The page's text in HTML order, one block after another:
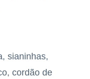
sianinhas,
cordão de